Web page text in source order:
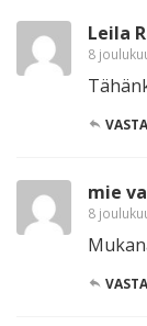
Leila
8
mie
8